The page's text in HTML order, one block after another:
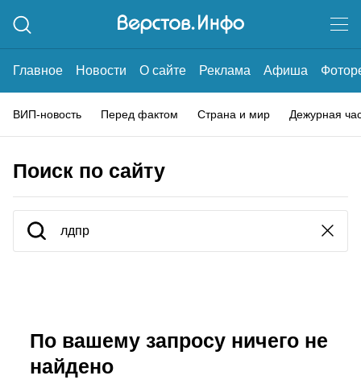
Главное Новости О сайте Реклама Афиша
ВИП-новость Перед фактом Страна и мир Дежурная
Поиск по сайту
По вашему запросу ничего не
найдено